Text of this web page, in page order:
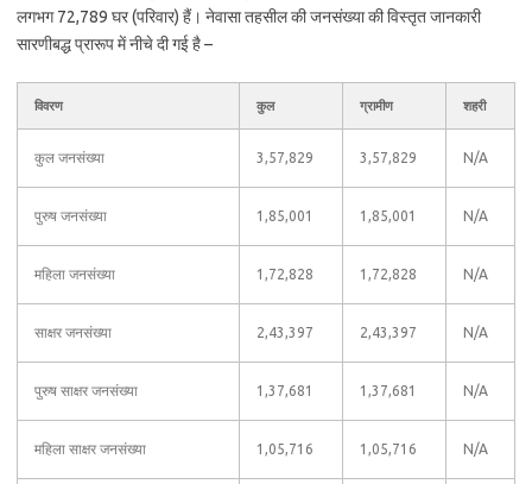
लगभग 72,789 घर (परिवार) हैं। नेवासा तहसील की जनसंख्या की विस्तृत जानकारी
सारणीबद्ध प्रारूप में नीचे दी गई है –
विवरण कुल ग्रामीण शहरी
कुल जनसंख्या 3,57,829 3,57,829 N/A
पुरुष जनसंख्या 1,85,001 1,85,001 N/A
महिला जनसंख्या 1,72,828 1,72,828 N/A
साक्षर जनसंख्या 2,43,397 2,43,397 N/A
पुरुष साक्षर जनसंख्या 1,37,681 1,37,681 N/A
महिला साक्षर जनसंख्या 1,05,716 1,05,716 N/A